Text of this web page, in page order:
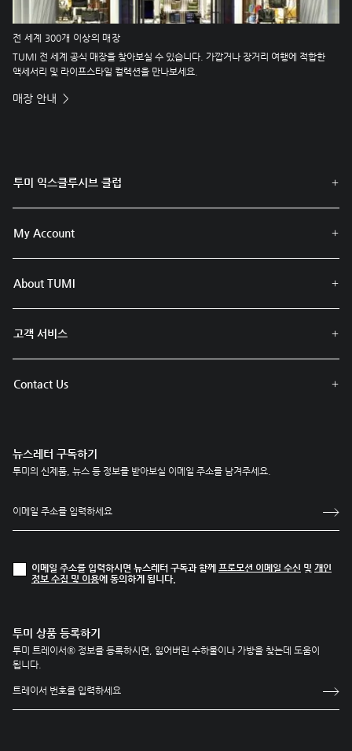
전 세계 300개 이상의 매장
TUMI 전 세계 공식 매장을 찾아보실 수 있습니다. 가깝거나 장거리 여행에 적합한
액세서리 및 라이프스타일 컬렉션을 만나보세요.
매장 안내
투미 익스클루시브 클럽
My Account
About TUMI
고객 서비스
Contact Us
뉴스레터 구독하기
투미의 신제품, 뉴스 등 정보를 받아보실 이메일 주소를 남겨주세요.
이메일 주소를 입력하시면 뉴스레터 구독과 함께 프로모션 이메일 수신 및 개인
정보 수집 및 이용에 동의하게 됩니다.
투미 상품 등록하기
투미 트레이서® 정보를 등록하시면, 잃어버린 수하물이나 가방을 찾는데 도움이
됩니다.